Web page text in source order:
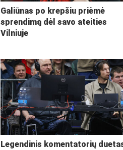
Galiūnas po krepšiu priėmė
sprendimą dėl savo ateities
Vilniuje
Legendinis komentatorių